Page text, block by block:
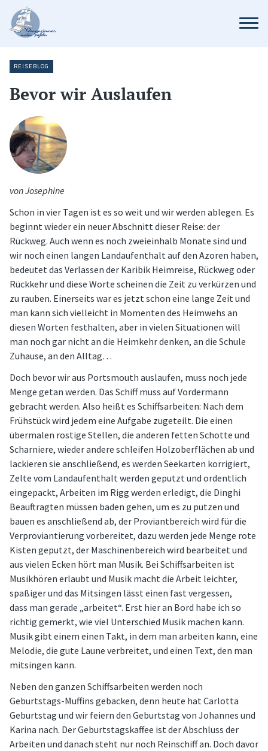
REISEBLOG
Bevor wir Auslaufen
von Josephine
Schon in vier Tagen ist es so weit und wir werden ablegen. Es
beginnt wieder ein neuer Abschnitt dieser Reise: der
Rückweg. Auch wenn es noch zweieinhalb Monate sind und
wir noch einen langen Landaufenthalt auf den Azoren haben,
bedeutet das Verlassen der Karibik Heimreise, Rückweg oder
Rückkehr und diese Worte scheinen die Zeit zu verkürzen und
zu rauben. Einerseits war es jetzt schon eine lange Zeit und
man kann sich vielleicht in Momenten des Heimwehs an
diesen Worten festhalten, aber in vielen Situationen will
man noch gar nicht an die Heimkehr denken, an die Schule
Zuhause, an den Alltag…
Doch bevor wir aus Portsmouth auslaufen, muss noch jede
Menge getan werden. Das Schiff muss auf Vordermann
gebracht werden. Also heißt es Schiffsarbeiten: Nach dem
Frühstück wird jedem eine Aufgabe zugeteilt. Die einen
übermalen rostige Stellen, die anderen fetten Schotte und
Scharniere, wieder andere schleifen Holzoberflächen ab und
lackieren sie anschließend, es werden Seekarten korrigiert,
Zelte vom Landaufenthalt werden geputzt und ordentlich
eingepackt, Arbeiten im Rigg werden erledigt, die Dinghi
Beauftragten müssen baden gehen, um es zu putzen und
bauen es anschließend ab, der Proviantbereich wird für die
Verproviantierung vorbereitet, dazu werden jede Menge rote
Kisten geputzt, der Maschinenbereich wird bearbeitet und
aus vielen Ecken hört man Musik. Bei Schiffsarbeiten ist
Musikhören erlaubt und Musik macht die Arbeit leichter,
spaßiger und das Mitsingen lässt einen fast vergessen,
dass man gerade „arbeitet“. Erst hier an Bord habe ich so
richtig gemerkt, wie viel Unterschied Musik machen kann.
Musik gibt einem einen Takt, in dem man arbeiten kann, eine
Melodie, die gute Laune verbreitet, und einen Text, den man
mitsingen kann.
Neben den ganzen Schiffsarbeiten werden noch
Geburtstags-Muffins gebacken, denn heute hat Carlotta
Geburtstag und wir feiern den Geburtstag von Johannes und
Karina nach. Der Geburtstagskaffee ist der Abschluss der
Arbeiten und danach steht nur noch Reinschiff an. Doch davor